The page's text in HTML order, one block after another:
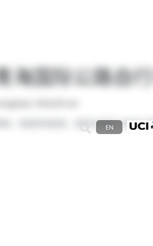
搜索
EN
海国际公路自
，穿越青海高原，感受世界第三极的壮